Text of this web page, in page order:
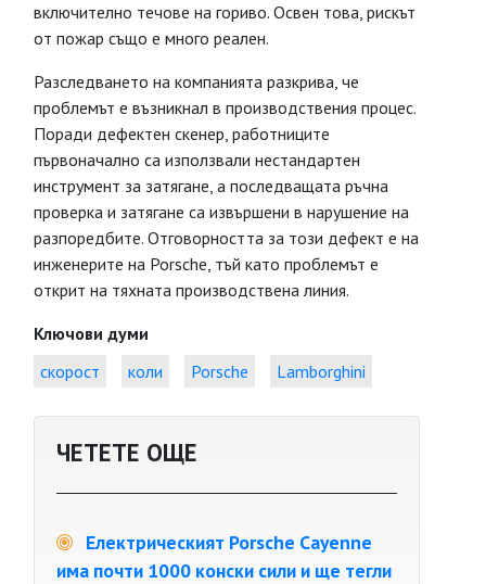
включително течове на гориво. Освен това, рискът
от пожар също е много реален.
Разследването на компанията разкрива, че
проблемът е възникнал в производствения процес.
Поради дефектен скенер, работниците
първоначално са използвали нестандартен
инструмент за затягане, а последващата ръчна
проверка и затягане са извършени в нарушение на
разпоредбите. Отговорността за този дефект е на
инженерите на Porsche, тъй като проблемът е
открит на тяхната производствена линия.
Ключови думи
скорост
коли Porsche Lamborghini
ЧЕТЕТЕ ОЩЕ
Електрическият Porsche Cayenne
има почти 1000 конски сили и ще тегли